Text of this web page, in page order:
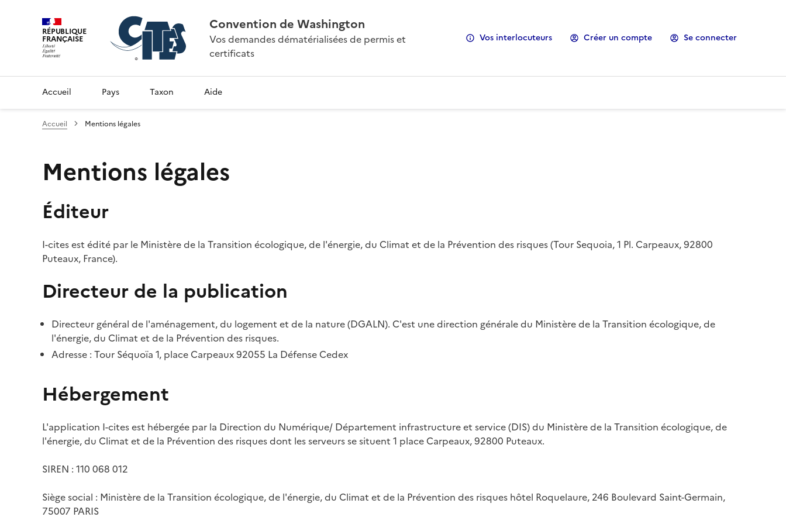
RÉPUBLIQUE
FRANÇAISE
Convention de Washington
Vos demandes dématérialisées de permis et
certificats
Vos interlocuteurs Créer un compte Se connecter
Accueil Pays Taxon Aide
Accueil Mentions légales
Mentions légales
Éditeur
I-cites est édité par le Ministère de la Transition écologique, de l'énergie, du Climat et de la Prévention des risques (Tour Sequoia, 1 Pl. Carpeaux, 92800
Puteaux, France).
Directeur de la publication
Directeur général de l'aménagement, du logement et de la nature (DGALN). C'est une direction générale du Ministère de la Transition écologique, de
l'énergie, du Climat et de la Prévention des risques.
Adresse : Tour Séquoïa 1, place Carpeaux 92055 La Défense Cedex
Hébergement
L'application I-cites est hébergée par la Direction du Numérique/ Département infrastructure et service (DIS) du Ministère de la Transition écologique, de
l'énergie, du Climat et de la Prévention des risques dont les serveurs se situent 1 place Carpeaux, 92800 Puteaux.
SIREN : 110 068 012
Siège social : Ministère de la Transition écologique, de l'énergie, du Climat et de la Prévention des risques hôtel Roquelaure, 246 Boulevard Saint-Germain,
75007 PARIS